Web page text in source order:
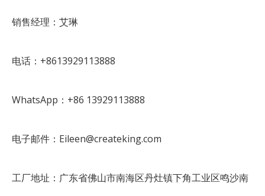
销售经理：艾琳
电话：+8613929113888
WhatsApp：+86 13929113888
电子邮件：Eileen@createking.com
工厂地址：广东省佛山市南海区丹灶镇下角工业区鸣沙南